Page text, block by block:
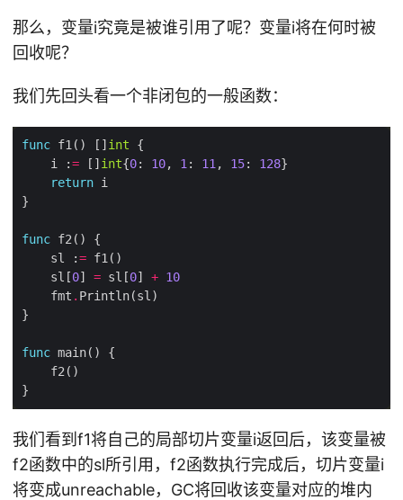
那么，变量i究竟是被谁引用了呢？变量i将在何时被
回收呢？
我们先回头看一个非闭包的一般函数：
func f1() [] int
    i :
= [] int{0: 10, 1 : 11 , 15: 128
return
func
    sl :
=
    sl[
0] = sl[0] + 10
    fmt
.
func
我们看到f1将自己的局部切片变量i返回后，该变量被
f2函数中的sl所引用，f2函数执行完成后，切片变量i
将变成unreachable，GC将回收该变量对应的堆内